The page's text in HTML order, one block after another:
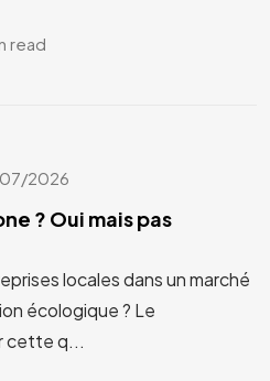
read
2026
? Oui mais pas
locales dans un marché
écologique ? Le
cette q...